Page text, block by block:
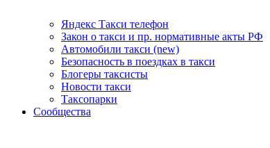
Яндекс Такси телефон
Закон о такси и пр. нормативные акты РФ
Автомобили такси (new)
Безопасность в поездках в такси
Блогеры таксисты
Новости такси
Таксопарки
Сообщества